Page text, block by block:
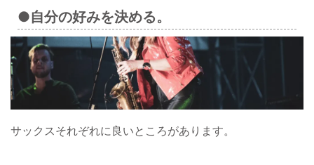
●自分の好みを決める。
サックスそれぞれに良いところがあります。